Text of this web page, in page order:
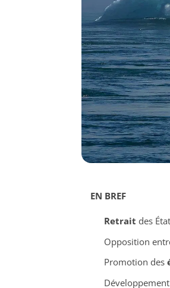
EN BREF
Retrait des
Opposition
Promotion des
Développement